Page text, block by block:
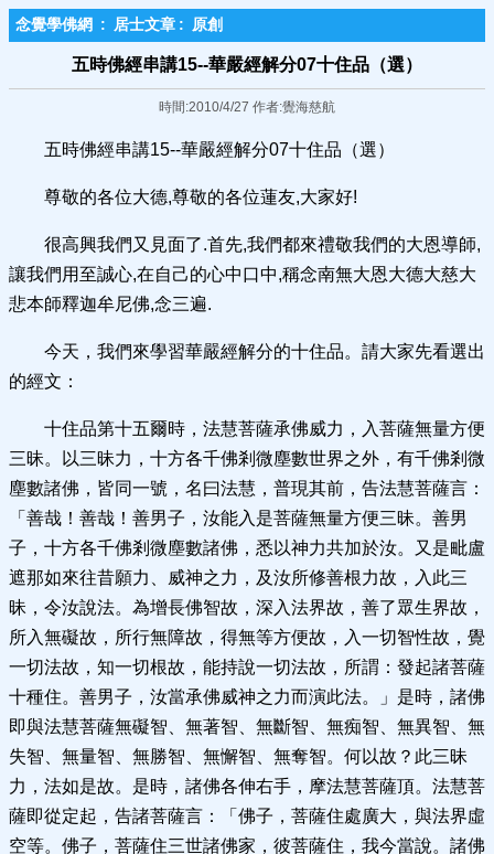
念覺學佛網 : 居士文章 : 原創
五時佛經串講15--華嚴經解分07十住品（選）
時間:2010/4/27 作者:覺海慈航
五時佛經串講15--華嚴經解分07十住品（選）
尊敬的各位大德,尊敬的各位蓮友,大家好!
很高興我們又見面了.首先,我們都來禮敬我們的大恩導師,
讓我們用至誠心,在自己的心中口中,稱念南無大恩大德大慈大
悲本師釋迦牟尼佛,念三遍.
今天，我們來學習華嚴經解分的十住品。請大家先看選出
的經文：
十住品第十五爾時，法慧菩薩承佛威力，入菩薩無量方便
三昧。以三昧力，十方各千佛剎微塵數世界之外，有千佛剎微
塵數諸佛，皆同一號，名曰法慧，普現其前，告法慧菩薩言：
「善哉！善哉！善男子，汝能入是菩薩無量方便三昧。善男
子，十方各千佛剎微塵數諸佛，悉以神力共加於汝。又是毗盧
遮那如來往昔願力、威神之力，及汝所修善根力故，入此三
昧，令汝說法。為增長佛智故，深入法界故，善了眾生界故，
所入無礙故，所行無障故，得無等方便故，入一切智性故，覺
一切法故，知一切根故，能持說一切法故，所謂：發起諸菩薩
十種住。善男子，汝當承佛威神之力而演此法。」是時，諸佛
即與法慧菩薩無礙智、無著智、無斷智、無痴智、無異智、無
失智、無量智、無勝智、無懈智、無奪智。何以故？此三昧
力，法如是故。是時，諸佛各伸右手，摩法慧菩薩頂。法慧菩
薩即從定起，告諸菩薩言：「佛子，菩薩住處廣大，與法界虛
空等。佛子，菩薩住三世諸佛家，彼菩薩住，我今當說。諸佛